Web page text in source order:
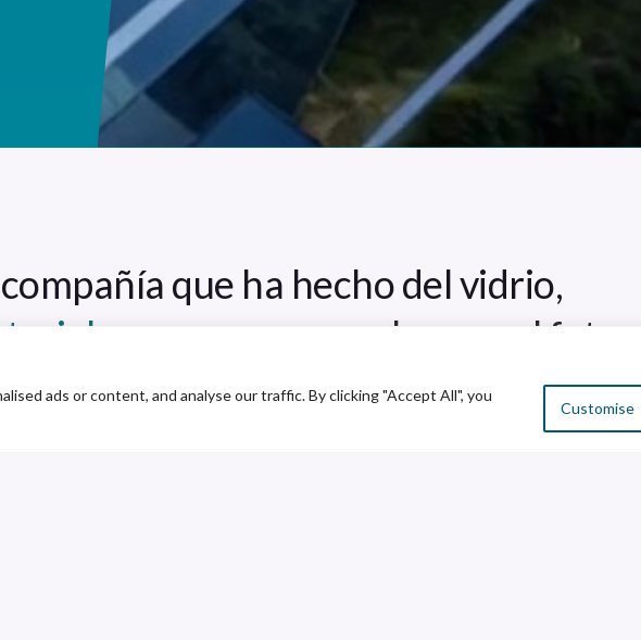
ads or content, and analyse our traffic. By clicking "Accept All", you
Customise
que ha hecho del vidrio,
para expresar y plasmar el futuro.